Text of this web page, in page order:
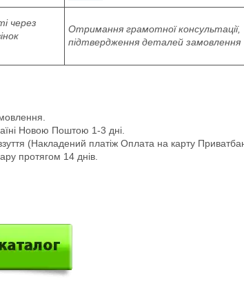
через
Отримання грамотної консультації,
підтвердження деталей замовлення
Новою Поштою 1-3 дні.
(Накладений платіж Оплата на карту
протягом 14 днів.